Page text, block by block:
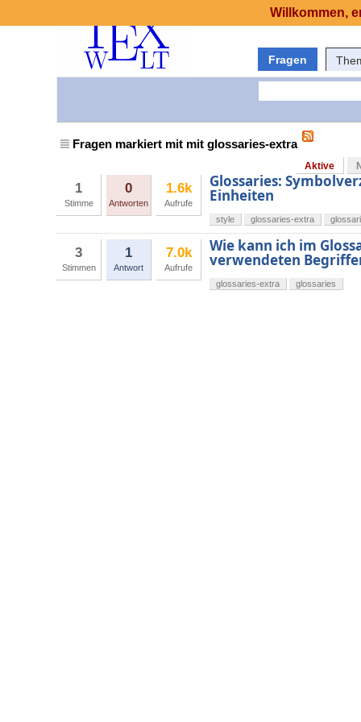
Fragen
Fragen markiert mit mit glossaries-extra
Aktive
1
Stimme
0
Antworten
1.6k
Aufrufe
Glossaries:
Einheiten
style glossaries-extra
3
Stimmen
1
Antwort
7.0k
Aufrufe
Wie kann ich im
verwendeten
glossaries-extra glossaries
Willkommen,